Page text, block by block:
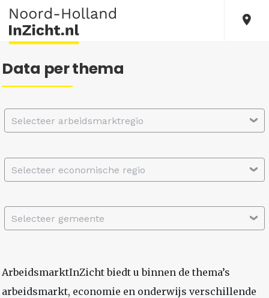
Data per thema
Selecteer arbeidsmarktregio
Selecteer economische regio
Selecteer gemeente
ArbeidsmarktInZicht biedt u binnen de thema’s
arbeidsmarkt, economie en onderwijs verschillende